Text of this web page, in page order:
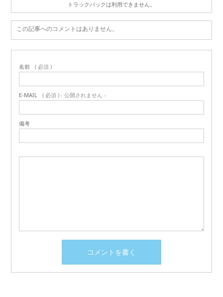
トラックバックは利用できません。
この記事へのコメントはありません。
名前 ( 必須 )
E-MAIL ( 必須 ) - 公開されません -
備考